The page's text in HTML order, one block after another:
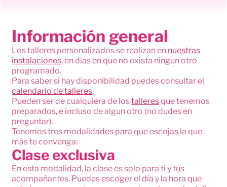
Información general
Los talleres personalizados se realizan en nuestras
instalaciones, en dias en que no exista ningun otro
programado.
Para saber si hay disponibilidad puedes consultar el
calendario de talleres.
Pueden ser de cualquiera de lostalleresque tenemos
preparados, e incluso de algun otro (no dudes en
preguntar).
Tenemos tres modalidades para que escojas la que
más te convenga:
Clase exclusiva
En esta modalidad, la clase es solo para ti y tus
acompañantes. Puedes escoger el día y la hora que